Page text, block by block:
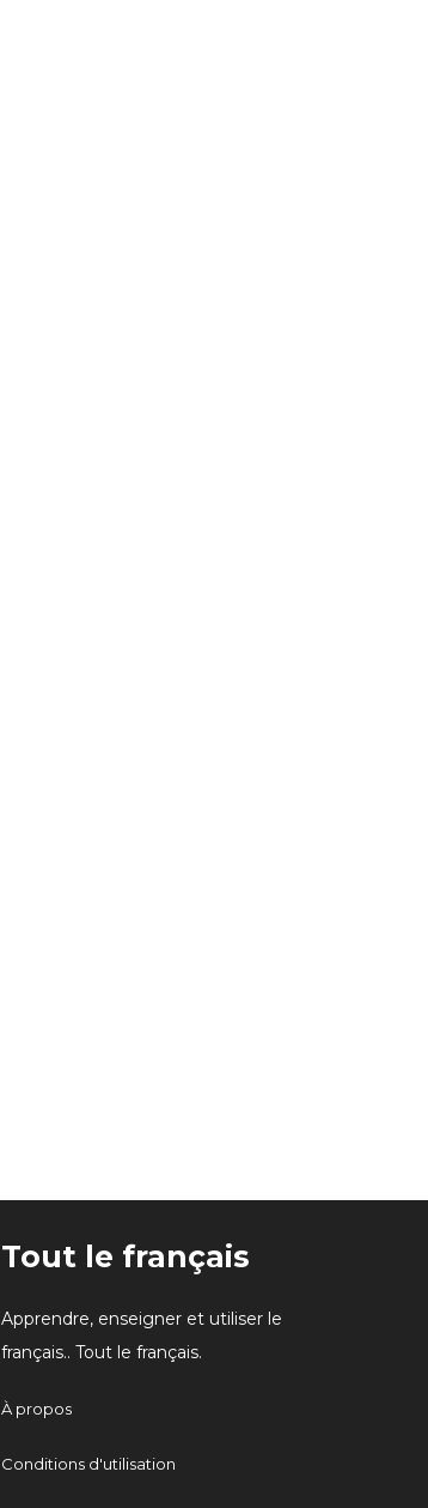
Tout le français
Apprendre, enseigner et utiliser le
français.. Tout le français.
À propos
Conditions d'utilisation